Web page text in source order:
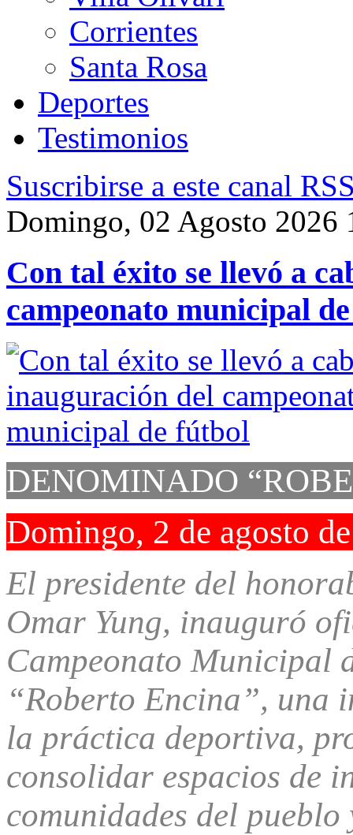
Corrientes
Santa Rosa
Deportes
Testimonios
Suscribirse a este canal
Domingo, 02 Agosto 2026
Con tal éxito se llevó a
campeonato municipal
DENOMINADO
Domingo, 2 de agosto
El presidente del
Omar Yung, inauguró
Campeonato Municipal
“Roberto Encina”, una
la práctica deportiva,
consolidar espacios de
comunidades del